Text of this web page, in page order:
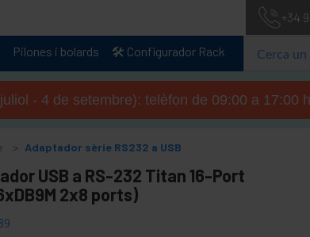
+34
Pilones i bolards 🛠️ Configurador Rack
- 4 de setembre): telèfon de 09:00 a 17:00
Adaptador sèrie RS232 a USB
USB a RS-232 Titan 16-Port
2x8 ports)